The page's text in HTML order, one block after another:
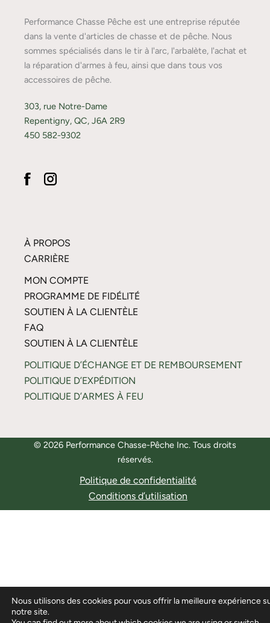
Performance Chasse Pêche est une entreprise réputée
dans la vente d'articles de chasse et de pêche. Nous
sommes spécialisés dans le tir à l'arc, l'arbalète, l'achat et
la réparation d'armes à feu, ainsi que dans tous vos
accessoires de pêche.
303, rue Notre-Dame
Repentigny, QC, J6A 2R9
450 582-9302
À PROPOS
CARRIÈRE
MON COMPTE
PROGRAMME DE FIDÉLITÉ
SOUTIEN À LA CLIENTÈLE
FAQ
SOUTIEN À LA CLIENTÈLE
POLITIQUE D’ÉCHANGE ET DE REMBOURSEMENT
POLITIQUE D’EXPÉDITION
POLITIQUE D’ARMES À FEU
© 2026 Performance Chasse-Pêche Inc. Tous droits
réservés.
Politique de confidentialité
Conditions d’utilisation
Nous utilisons des cookies pour vous offrir la meilleure expérience
notre site.